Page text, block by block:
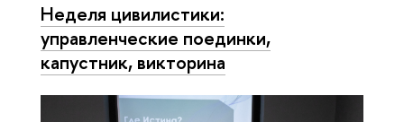
Неделя цивилистики:
управленческие поединки,
капустник, викторина